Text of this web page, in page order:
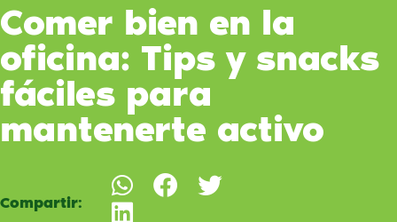
Comer bien en la
oficina: Tips y snacks
fáciles para
mantenerte activo
Compartir: